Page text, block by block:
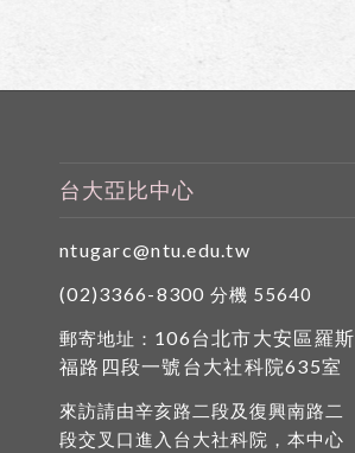
台大亞比中心
ntugarc@ntu.edu.tw
(02)3366-8300 分機 55640
郵寄地址： 106台北市大安區羅斯
福路四段一號台大社科院635室
來訪請由辛亥路二段及復興南路二
段交叉口進入台大社科院，本中心